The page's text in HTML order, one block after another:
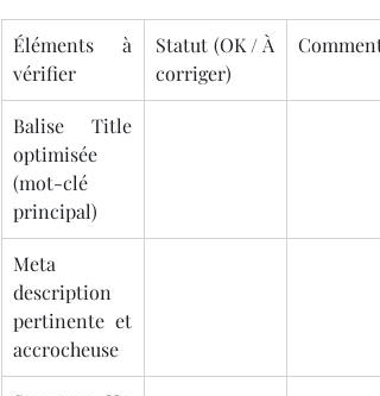
Éléments à
vérifier
Statut (OK / À
corriger)
Balise Title
optimisée
(mot-clé
principal)
Meta
description
pertinente et
accrocheuse